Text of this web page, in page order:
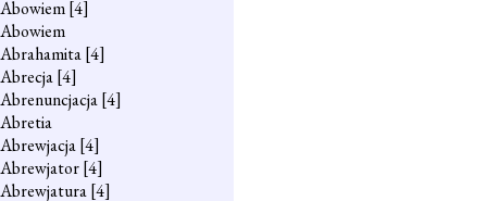
Abowiem[4]
Abowiem
Abrahamita[4]
Abrecja[4]
Abrenuncjacja[4]
Abretia
Abrewjacja[4]
Abrewjator[4]
Abrewjatura[4]